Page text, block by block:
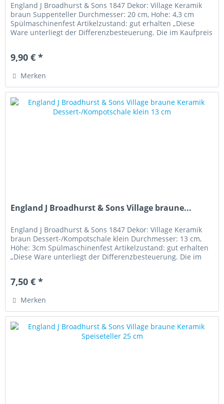
England J Broadhurst & Sons 1847 Dekor: Village Keramik
braun Suppenteller Durchmesser: 20 cm, Hohe: 4,3 cm
Spülmaschinenfest Artikelzustand: gut erhalten „Diese
Ware unterliegt der Differenzbesteuerung. Die im Kaufpreis
9,90 € *
Merken
England J Broadhurst & Sons Village braune...
England J Broadhurst & Sons 1847 Dekor: Village Keramik
braun Dessert-/Kompotschale klein Durchmesser: 13 cm,
Höhe: 3cm Spülmaschinenfest Artikelzustand: gut erhalten
„Diese Ware unterliegt der Differenzbesteuerung. Die im
7,50 € *
Merken